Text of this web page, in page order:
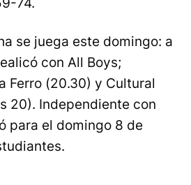
74.
se juega este domingo: a
con All Boys;
Ferro (20.30) y Cultural
20). Independiente con
para el domingo 8 de